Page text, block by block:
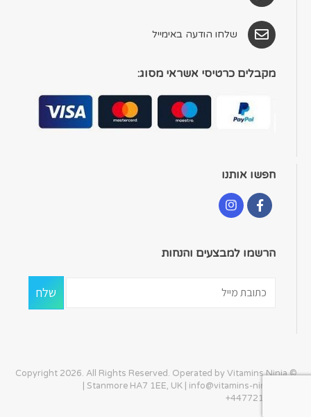
שלחו הודעה באימייל
מקבלים כרטיסי אשראי מסוג:
חפשו אותנו
הרשמו למבצעים והנחות
© Copyright 2026. All Rights Reserved. Operated by Vitamins Ninja
| Stanmore HA7 1EE, UK | info@vitamins-ninja.com
+447721405586